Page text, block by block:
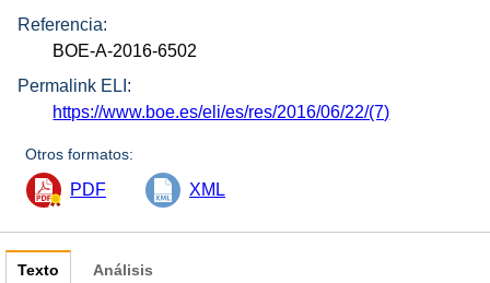
Referencia:
BOE-A-2016-6502
Permalink ELI:
https://www.boe.es/eli/es/res/2016/06/22/(7)
Otros formatos:
PDF XML
Texto Análisis